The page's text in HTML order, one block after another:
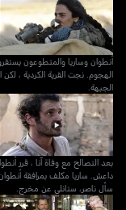
أنطوان وساريا والمتطوعون
الهجوم. نجت القرية الكردية ،
الجبهة.
بعد التصالح مع وفاة آنا ، قرر
داعش. ساريا مكلف بمرافقة
سأل ناصر، ستانلي عن مخرج.